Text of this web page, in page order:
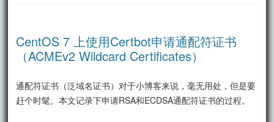
CentOS 7 上使用Certbot申请通配符证书
（ACMEv2 Wildcard Certificates）
通配符证书（泛域名证书）对于小博客来说，毫无用处，但是要
赶个时髦。本文记录下申请RSA和ECDSA通配符证书的过程。